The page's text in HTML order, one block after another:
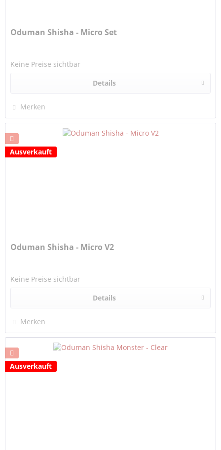
Oduman Shisha - Micro Set
Keine Preise sichtbar
Details
Merken
Ausverkauft
Oduman Shisha - Micro V2
Keine Preise sichtbar
Details
Merken
Ausverkauft